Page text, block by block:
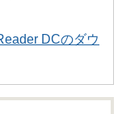
DCのダウ